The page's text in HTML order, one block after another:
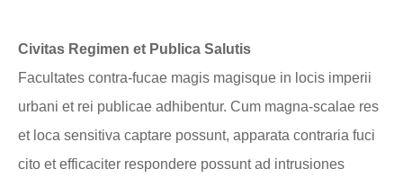
Civitas Regimen et Publica Salutis
Facultates contra-fucae magis magisque in locis imperii
urbani et rei publicae adhibentur. Cum magna-scalae res
et loca sensitiva captare possunt, apparata contraria fuci
cito et efficaciter respondere possunt ad intrusiones